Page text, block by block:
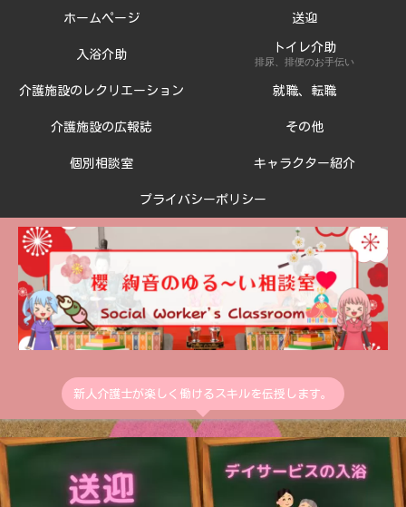
新人介護士が楽しく働けるスキルを伝授します。
ホームページ 送迎
入浴介助
トイレ介助
排尿、排便のお手伝い
介護施設のレクリエーション 就職、転職
介護施設の広報誌 その他
個別相談室 キャラクター紹介
プライバシーポリシー